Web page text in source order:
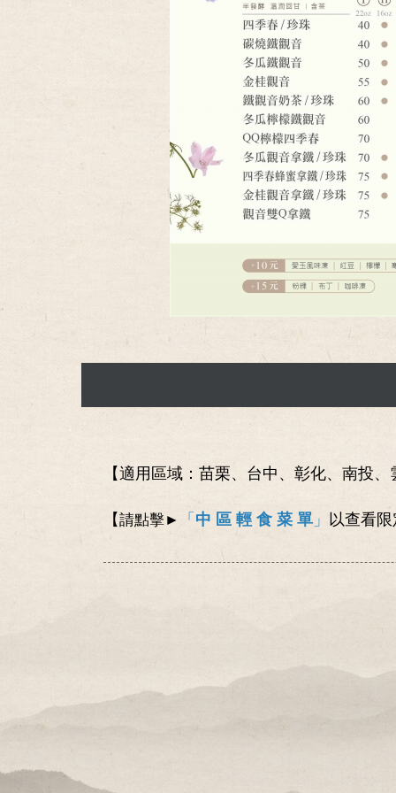
【適用區域：苗栗、台中、彰化、南投、
【請點擊► 「 中 區 輕 食 菜 單 」 以查看